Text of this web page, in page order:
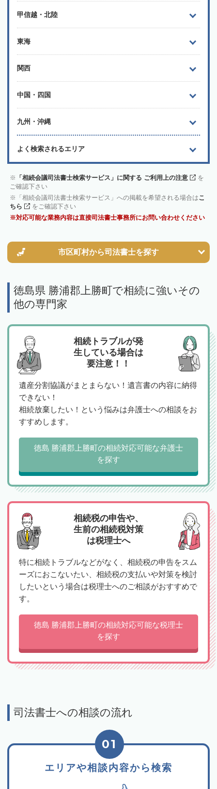
甲信越・北陸
東海
関西
中国・四国
九州・沖縄
よく検索されるエリア
「相続会議司法書士検索サービス」に関する ご利用上の注意
を
ご確認下さい
「相続会議司法書士検索サービス」への掲載を希望される場合はこ
ちら
をご確認下さい
対応可能な業務内容は直接司法書士事務所にお問い合わせください
市区町村から司法書士を探す
徳島県 勝浦郡上勝町で相続に強いその
他の専門家
相続トラブルが発
生している場合は
要注意！！
遺産分割協議がまとまらない！遺言書の内容に納得
できない！
相続放棄したい！という悩みは弁護士への相談をお
すすめします。
徳島 勝浦郡上勝町の相続対応可能な弁護士
を探す
相続税の申告や、
生前の相続税対策
は税理士へ
特に相続トラブルなどがなく、相続税の申告をスム
ーズにおこないたい、相続税の支払いや対策を検討
したいという場合は税理士へのご相談がおすすめで
す。
徳島 勝浦郡上勝町の相続対応可能な税理士
を探す
司法書士への相談の流れ
エリアや相談内容から検索
01